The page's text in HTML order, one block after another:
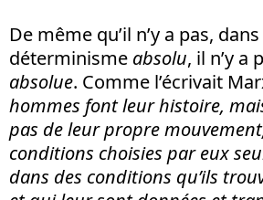
De même qu’il n’y a pas,
déterminisme absolu, il n’y a
absolue. Comme l’écrivait
hommes font leur histoire,
pas de leur propre
conditions choisies par eux
dans des conditions qu’ils